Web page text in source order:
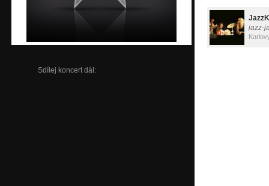
Sdílej koncert dál:
jazz-